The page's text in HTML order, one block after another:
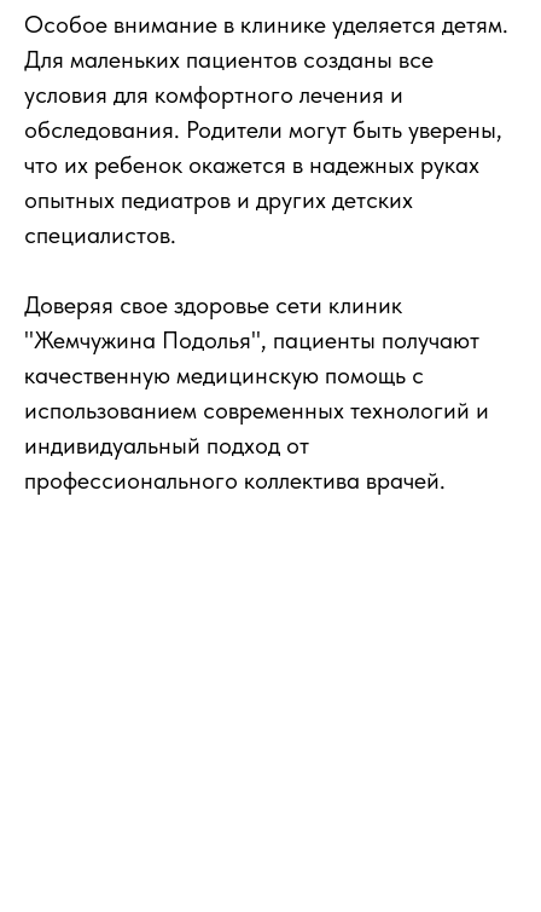
Особое внимание в клинике уделяется детям.
Для маленьких пациентов созданы все
условия для комфортного лечения и
обследования. Родители могут быть уверены,
что их ребенок окажется в надежных руках
опытных педиатров и других детских
специалистов.
Доверяя свое здоровье сети клиник
"Жемчужина Подолья", пациенты получают
качественную медицинскую помощь с
использованием современных технологий и
индивидуальный подход от
профессионального коллектива врачей.